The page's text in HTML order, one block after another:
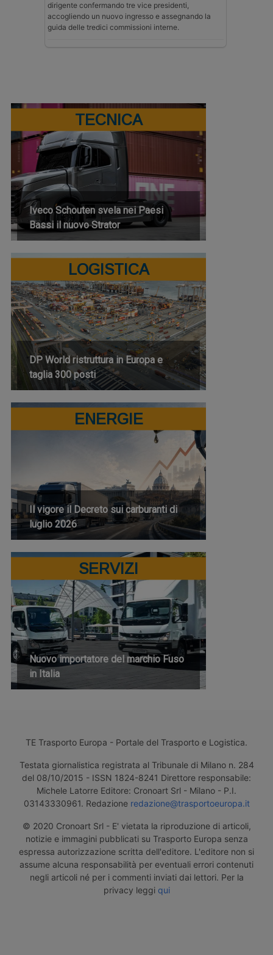
dirigente confermando tre vice presidenti,
accogliendo un nuovo ingresso e assegnando la
guida delle tredici commissioni interne.
TECNICA
Iveco Schouten svela nei Paesi
Bassi il nuovo Strator
LOGISTICA
DP World ristruttura in Europa e
taglia 300 posti
ENERGIE
Il vigore il Decreto sui carburanti di
luglio 2026
SERVIZI
Nuovo importatore del marchio Fuso
in Italia
TE Trasporto Europa - Portale del Trasporto e Logistica.
Testata giornalistica registrata al Tribunale di Milano n. 284
del 08/10/2015 - ISSN 1824-8241 Direttore responsabile:
Michele Latorre Editore: Cronoart Srl - Milano - P.I.
03143330961. Redazione redazione@trasportoeuropa.it
© 2020 Cronoart Srl - E' vietata la riproduzione di articoli,
notizie e immagini pubblicati su Trasporto Europa senza
espressa autorizzazione scritta dell'editore. L'editore non si
assume alcuna responsabilità per eventuali errori contenuti
negli articoli né per i commenti inviati dai lettori. Per la
privacy leggi qui